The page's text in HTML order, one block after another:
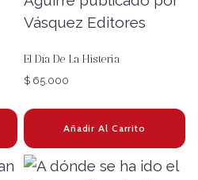
El Día De La Histeria
$ 65.000
Añadir Al Carrito